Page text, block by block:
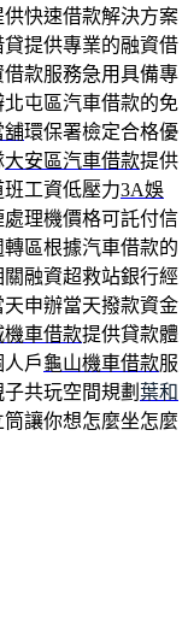
快速借款解決方案
提供專業的融資借
款服務急用具備專
北屯區汽車借款的免
舖環保署檢定合格優
大安區汽車借款提供
工資低壓力3A娛
理機價格可託付信
區根據汽車借款的
融資超救站銀行經
天申辦當天撥款資金
機車借款提供貸款體
戶龜山機車借款服
共玩空間規劃 葉和
讓你想怎麼坐怎麼